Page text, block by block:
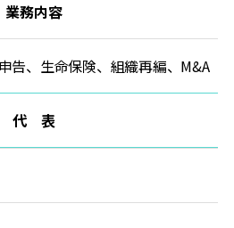
業務内容
告、生命保険、組織再編、M&A
代 表